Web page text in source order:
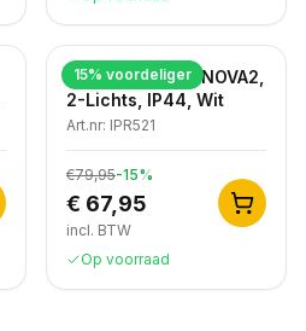
15% voordeliger
Badkamer Spot NOVA2,
2-Lichts, IP44, Wit
Art.nr: IPR521
€79,95-15%
€ 67,95
incl. BTW
Op voorraad